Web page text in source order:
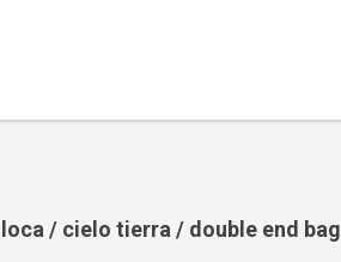
/ cielo tierra / double end bag